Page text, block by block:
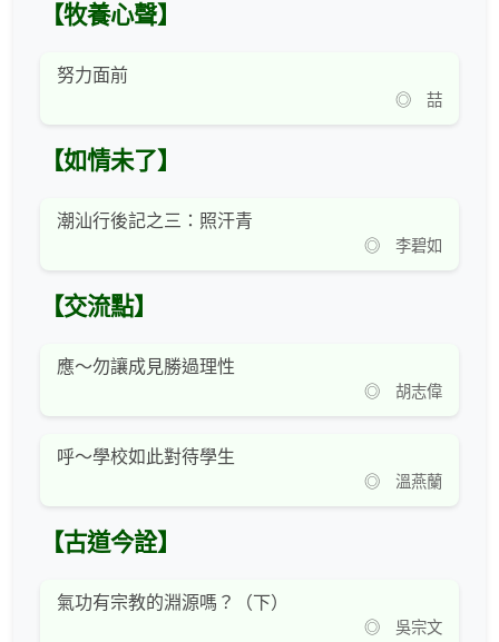
【牧養心聲】
努力面前
◎ 喆
【如情未了】
潮汕行後記之三：照汗青
◎ 李碧如
【交流點】
應～勿讓成見勝過理性
◎ 胡志偉
呼～學校如此對待學生
◎ 溫燕蘭
【古道今詮】
氣功有宗教的淵源嗎？（下）
◎ 吳宗文